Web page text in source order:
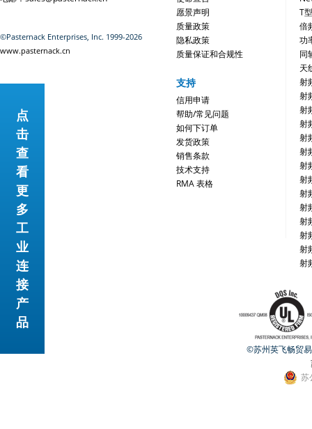
©Pasternack Enterprises, Inc. 1999-2026
www.pasternack.cn
愿景声明
质量政策
隐私政策
质量保证和合规性
支持
信用申请
帮助/常见问题
如何下订单
发货政策
销售条款
技术支持
RMA 表格
网站地图
T
倍
功
同
天
射
射
射
射
射
射
射
射
射
射
射
射
射
射
©苏州英飞畅贸
苏
点
击
查
看
更
多
工
业
连
接
产
品